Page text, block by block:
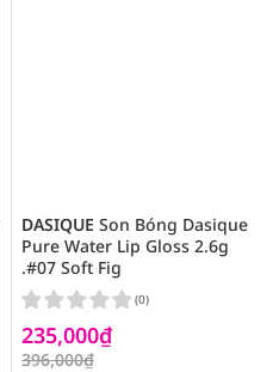
DASIQUE Son Bóng Dasique
Pure Water Lip Gloss 2.6g
.#07 Soft Fig
235,000₫
396,000₫
(0)